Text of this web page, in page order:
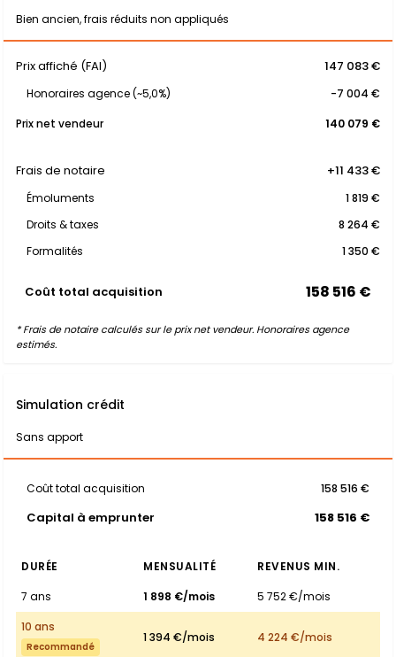
Bien ancien, frais réduits non appliqués
Prix affiché (FAI) 147 083 €
Honoraires agence (~5,0%)
-7 004 €
Prix net vendeur
140 079 €
Frais de notaire +11 433 €
Émoluments
1 819 €
Droits & taxes
8 264 €
Formalités
1 350 €
Coût total acquisition 158 516 €
* Frais de notaire calculés sur le prix net vendeur. Honoraires agence
estimés.
Simulation crédit
Sans apport
Coût total acquisition 158 516 €
Capital à emprunter 158 516 €
DURÉE MENSUALITÉ
REVENUS MIN.
7 ans
1 898 €/mois
5 752 €/mois
10 ans
Recommandé
1 394 €/mois 4 224 €/mois